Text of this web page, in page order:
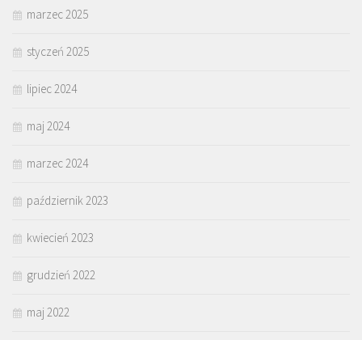
marzec 2025
styczeń 2025
lipiec 2024
maj 2024
marzec 2024
październik 2023
kwiecień 2023
grudzień 2022
maj 2022